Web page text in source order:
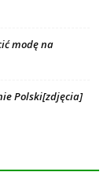
modę na
Polski[zdjęcia]